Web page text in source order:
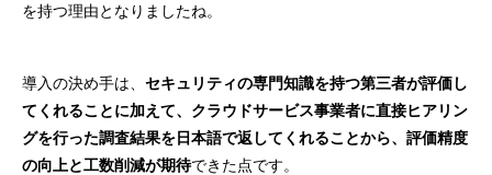
を持つ理由となりましたね。
導入の決め手は、 セキュリティの専門知識を持つ第三者が評価し
てくれることに加えて、クラウドサービス事業者に直接ヒアリン
グを行った調査結果を日本語で返してくれることから、評価精度
の向上と工数削減が期待できた点です。